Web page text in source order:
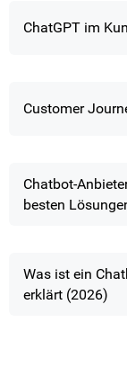
ChatGPT im
Customer
Chatbot-
besten
Was ist ein
erklärt (2026)